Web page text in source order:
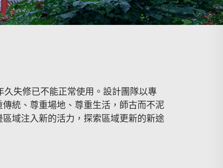
失修已不能正常使用。設計團隊以專
統、尊重場地、尊重生活，師古而不泥
域注入新的活力，探索區域更新的新途